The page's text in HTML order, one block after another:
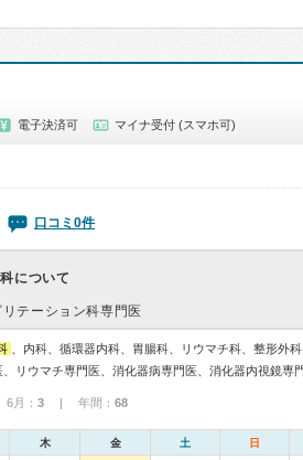
電子決済可 マイナ受付 (スマホ可)
口コミ0件
について
リテーション科専門医
、内科、循環器内科、胃腸科、リウマチ科、整形外科
： 3 | 年間： 68
木 金 土 日